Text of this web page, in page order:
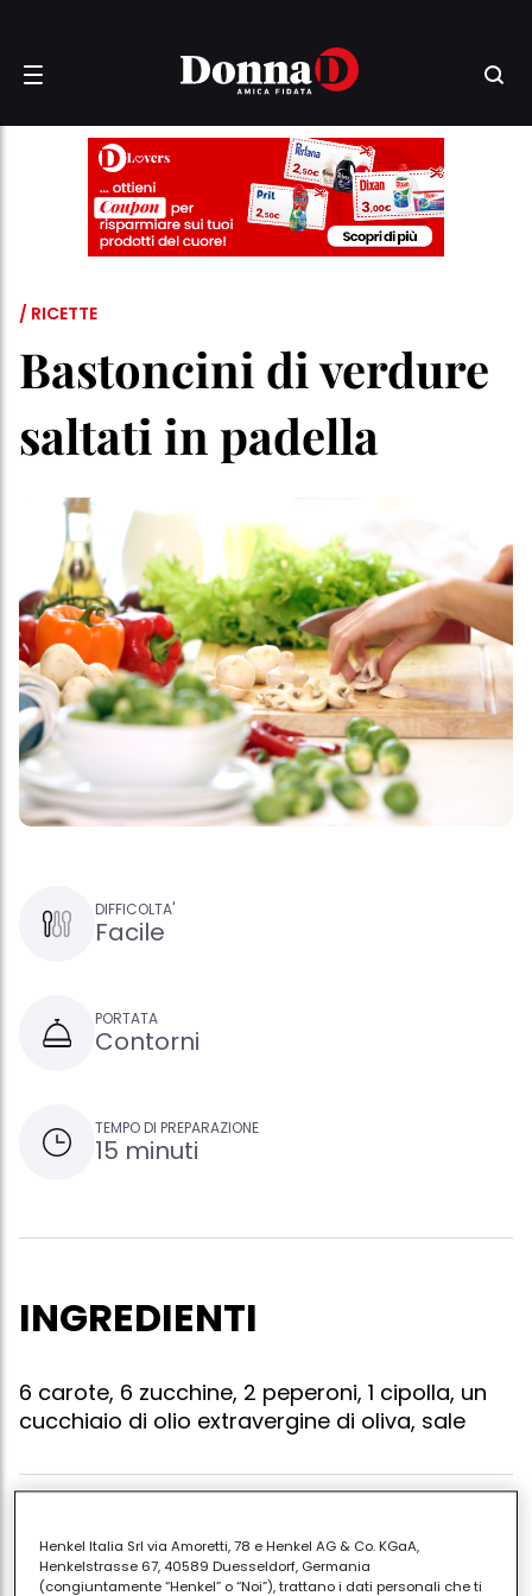
/ RICETTE
Bastoncini di verdure
saltati in padella
DIFFICOLTA'
Facile
PORTATA
Contorni
TEMPO DI PREPARAZIONE
15 minuti
INGREDIENTI
6 carote, 6 zucchine, 2 peperoni, 1 cipolla, un
cucchiaio di olio extravergine di oliva, sale
e filamenti. tagliatele tutte a striscioline sottili di circa
mezzo centimetro di spessore(bastoncini). in una
Henkel Italia Srl via Amoretti, 78 e Henkel AG & Co. KGaA,
Henkelstrasse 67, 40589 Duesseldorf, Germania
(congiuntamente “Henkel” o “Noi”), trattano i dati personali che ti